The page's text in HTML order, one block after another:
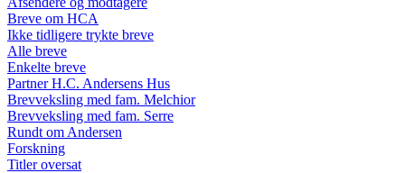
Breve om HCA
Ikke tidligere trykte breve
Alle breve
Enkelte breve
Partner H.C. Andersens Hus
Brevveksling med fam. Melchior
Brevveksling med fam. Serre
Rundt om Andersen
Forskning
Titler oversat